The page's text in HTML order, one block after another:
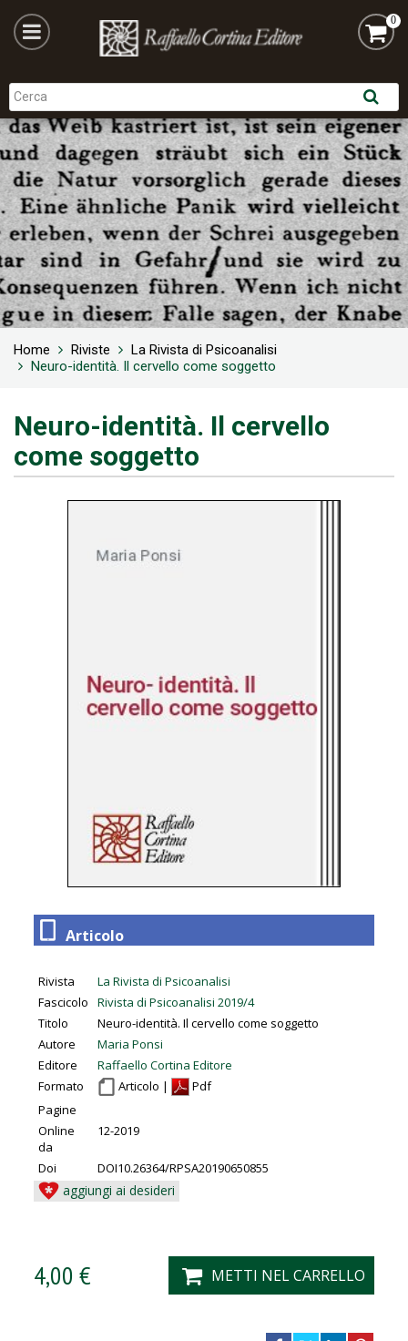
0
Home Riviste
La Rivista di Psicoanalisi
Neuro-identità. Il cervello come soggetto
Neuro-identità. Il cervello
come soggetto
Articolo
Rivista
La Rivista di Psicoanalisi
Fascicolo
Rivista di Psicoanalisi 2019/4
Titolo
Neuro-identità. Il cervello come soggetto
Autore
Maria Ponsi
Editore
Raffaello Cortina Editore
Formato
Articolo |
Pdf
Pagine
Online
da
12-2019
Doi DOI10.26364/RPSA20190650855
aggiungi ai desideri
4,00 € METTI NEL CARRELLO